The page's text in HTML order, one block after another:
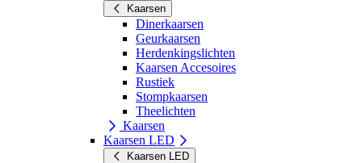
Kaarsen
Dinerkaarsen
Geurkaarsen
Herdenkingslichten
Kaarsen Accesoires
Rustiek
Stompkaarsen
Theelichten
Kaarsen
Kaarsen LED
Kaarsen LED